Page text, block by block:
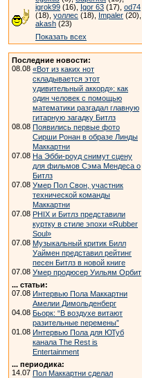
igrok99 (16), Igor 63 (17), od74
(18), уоллес (18), Impaler (20),
akash (23)
Показать всех
Последние новости:
08.08 «Вот из каких нот
складывается этот
удивительный аккорд»: как
один человек с помощью
математики разгадал главную
гитарную загадку Битлз
08.08 Появились первые фото
Сирши Ронан в образе Линды
Маккартни
07.08 На Эбби-роуд снимут сцену
для фильмов Сэма Мендеса о
Битлз
07.08 Умер Пол Свон, участник
технической команды
Маккартни
07.08 PHIX и Битлз представили
куртку в стиле эпохи «Rubber
Soul»
07.08 Музыкальный критик Билл
Уаймен представил рейтинг
песен Битлз в новой книге
07.08 Умер продюсер Уильям Орбит
... статьи:
07.08 Интервью Пола Маккартни
Амелии Димольденберг
04.08 Бьорк: “В воздухе витают
разительные перемены”
01.08 Интервью Пола для ЮТуб
канала The Rest is
Entertainment
... периодика:
14.07 Пол Маккартни сделал